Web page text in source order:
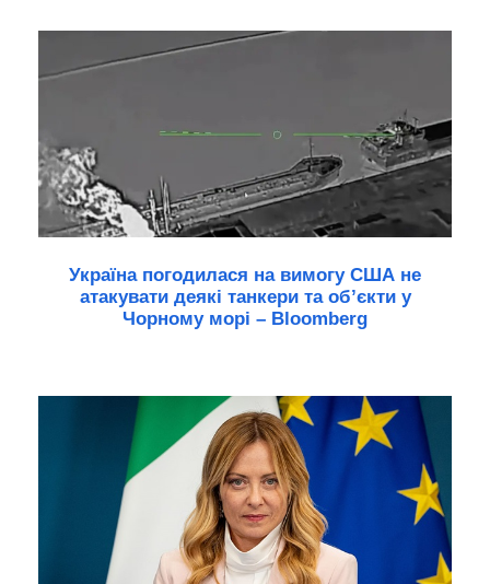
Україна погодилася на вимогу США не
атакувати деякі танкери та об’єкти у
Чорному морі – Bloomberg